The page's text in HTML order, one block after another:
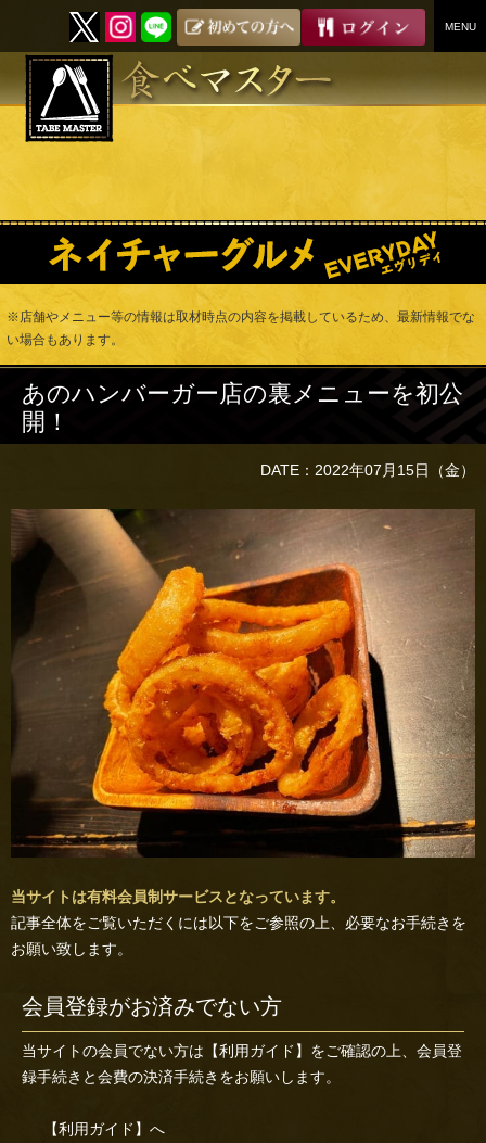
MENU
SKIP
※店舗やメニュー等の情報は取材時点の内容を掲載しているため、最新情報でな
い場合もあります。
あのハンバーガー店の裏メニューを初公
開！
DATE：2022年07月15日（金）
当サイトは有料会員制サービスとなっています。
記事全体をご覧いただくには以下をご参照の上、必要なお手続きを
お願い致します。
会員登録がお済みでない方
当サイトの会員でない方は 【利用ガイド】 をご確認の上、会員登
録手続きと会費の決済手続きをお願いします。
【利用ガイド】へ